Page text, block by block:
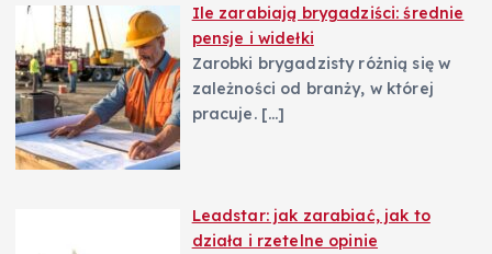
Ile zarabiają brygadziści: średnie
pensje i widełki
Zarobki brygadzisty różnią się w
zależności od branży, w której
pracuje. […]
Leadstar: jak zarabiać, jak to
działa i rzetelne opinie